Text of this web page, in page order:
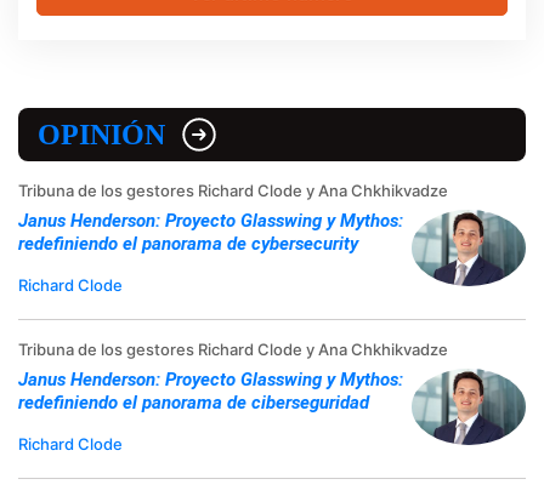
OPINIÓN
Tribuna de los gestores Richard Clode y Ana Chkhikvadze
Janus Henderson: Proyecto Glasswing y Mythos:
redefiniendo el panorama de cybersecurity
Richard Clode
Tribuna de los gestores Richard Clode y Ana Chkhikvadze
Janus Henderson: Proyecto Glasswing y Mythos:
redefiniendo el panorama de ciberseguridad
Richard Clode